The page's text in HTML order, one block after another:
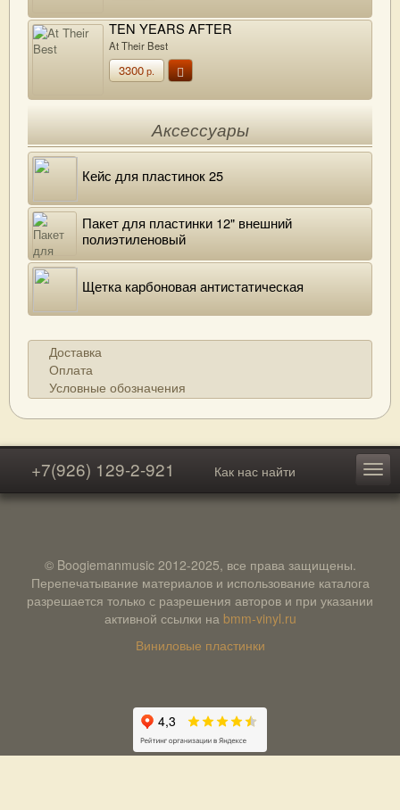
TEN YEARS AFTER
At Their Best
3300р.
Аксессуары
Кейс для пластинок 25
Пакет для пластинки 12" внешний
полиэтиленовый
Щетка карбоновая антистатическая
Доставка
Оплата
Условные обозначения
+7(926) 129-2-921 Как нас найти
© Boogiemanmusic 2012-2025, все права защищены.
Перепечатывание материалов и использование каталога
разрешается только с разрешения авторов и при указании
активной ссылки на bmm-vinyl.ru
Виниловые пластинки